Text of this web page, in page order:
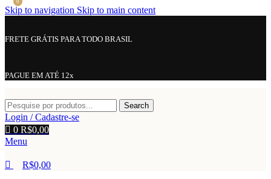
Skip to navigation Skip to main content
FRETE GRÁTIS PARA TODO BRASIL
PAGUE EM ATÉ 12x
Search
Login / Cadastre-se
0 R$0,00
Menu
0
R$0,00